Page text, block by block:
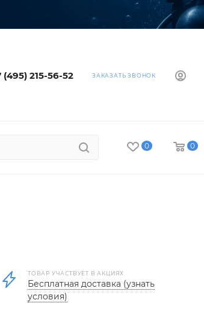
(495) 215-56-52 ЗАКАЗАТЬ ЗВОНОК
0 0
ТОВАР УЧАСТВУЕТ В АКЦИЯХ
Бесплатная доставка (узнать
условия)